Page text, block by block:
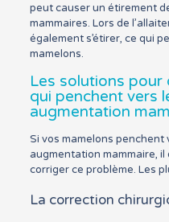
peut causer un étirement
mammaires. Lors de
également s’étirer, ce qui
mamelons.
Les solutions pour
qui penchent vers
augmentation
Si vos mamelons penchent
augmentation mammaire,
corriger ce problème. Les
La correction